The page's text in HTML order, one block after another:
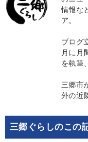
情報な
ア。
ブログ
月に月
を執筆
三郷市
外の近
三郷ぐらしのこの